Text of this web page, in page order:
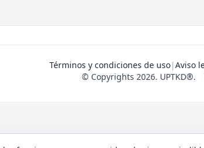
Términos y condiciones de uso|Aviso
© Copyrights 2026. UPTKD®.